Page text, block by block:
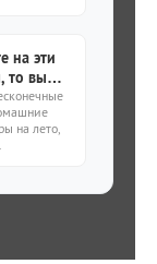
на эти
то вы
10
на лето,